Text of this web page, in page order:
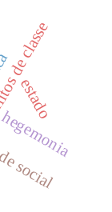
social
hegemonia
estado